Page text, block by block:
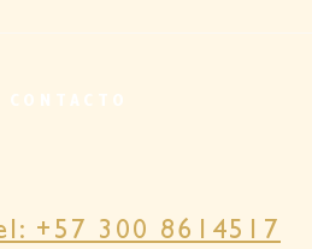
maltrato en la vejez
CONTACTO
+57 300 8614517